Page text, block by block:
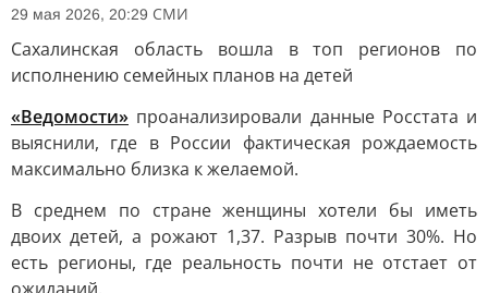
29 мая 2026, 20:29 СМИ
Сахалинская область вошла в топ регионов по
исполнению семейных планов на детей
«Ведомости» проанализировали данные Росстата и
выяснили, где в России фактическая рождаемость
максимально близка к желаемой.
В среднем по стране женщины хотели бы иметь
двоих детей, а рожают 1,37. Разрыв почти 30%. Но
есть регионы, где реальность почти не отстает от